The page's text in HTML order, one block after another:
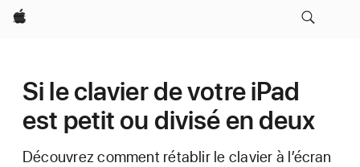
Apple
Si le clavier de votre iPad
est petit ou divisé en deux
Découvrez comment rétablir le clavier à l’écran